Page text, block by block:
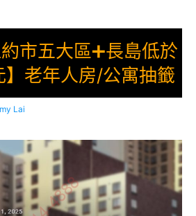
市五大區➕長島低於
】老年人房/公寓抽籤
Lai